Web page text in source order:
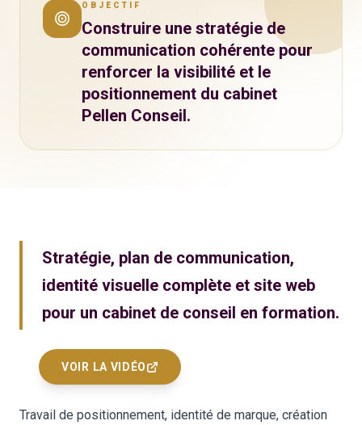
OBJECTIF
Construire une stratégie de
communication cohérente pour
renforcer la visibilité et le
positionnement du cabinet
Pellen Conseil.
Stratégie, plan de communication,
identité visuelle complète et site web
pour un cabinet de conseil en formation.
VOIR LA VIDÉO
Travail de positionnement, identité de marque, création